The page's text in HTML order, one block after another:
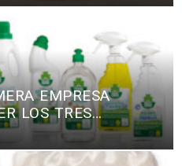
EMPRESA
LOS TRES
ECOLÓGICOS
LIMPIEZA